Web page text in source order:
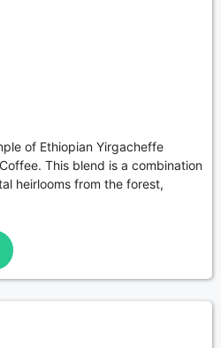
of Ethiopian Yirgacheffe
This blend is a combination
heirlooms from the forest,